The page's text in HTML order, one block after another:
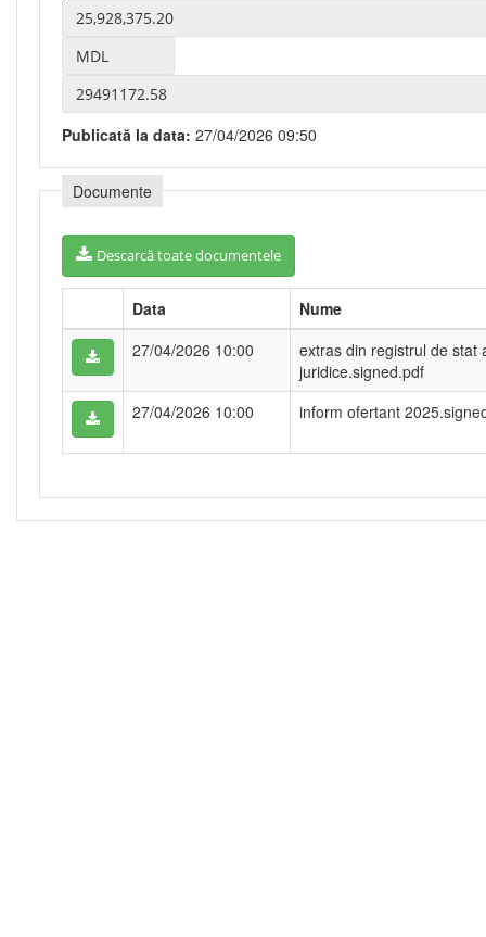
Publicată la data: 27/04/2026 09:50
Documente
Descarcă toate documentele
Data
Nume
27/04/2026 10:00
extras din registrul de stat
juridice.signed.pdf
27/04/2026 10:00
inform ofertant